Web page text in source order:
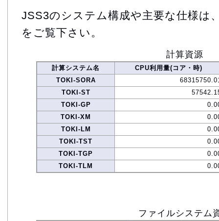
JSS3のシステム構成や主要な仕様は
をご覧下さい。
計算資源
計算システム名
CPU利用量(コア・時)
TOKI-SORA
TOKI-ST
TOKI-GP
TOKI-XM
TOKI-LM
TOKI-TST
TOKI-TGP
TOKI-TLM
ファイルシステム